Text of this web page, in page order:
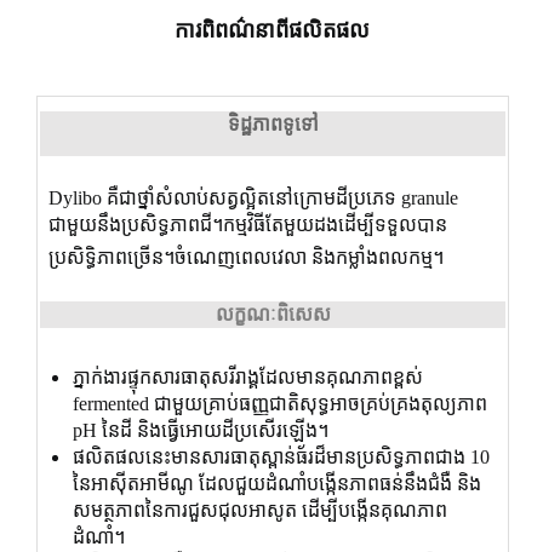
ការ​ពិពណ៌នា​ពី​ផលិតផល
ទិដ្ឋភាពទូទៅ
Dylibo គឺជាថ្នាំសំលាប់សត្វល្អិតនៅក្រោមដីប្រភេទ granule
ជាមួយនឹងប្រសិទ្ធភាពជី។កម្មវិធីតែមួយដងដើម្បីទទួលបាន
ប្រសិទ្ធិភាពច្រើន។ចំណេញពេលវេលា និងកម្លាំងពលកម្ម។
លក្ខណៈពិសេស
ភ្នាក់ងារផ្ទុកសារធាតុសរីរាង្គដែលមានគុណភាពខ្ពស់
fermented ជាមួយគ្រាប់ធញ្ញជាតិសុទ្ធអាចគ្រប់គ្រងតុល្យភាព
pH នៃដី និងធ្វើអោយដីប្រសើរឡើង។
ផលិតផលនេះមានសារធាតុស្ពាន់ធ័រដ៏មានប្រសិទ្ធភាពជាង 10
នៃអាស៊ីតអាមីណូ ដែលជួយដំណាំបង្កើនភាពធន់នឹងជំងឺ និង
សមត្ថភាពនៃការជួសជុលអាសូត ដើម្បីបង្កើនគុណភាព
ដំណាំ។